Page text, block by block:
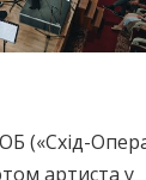
(«Схід-
артиста у